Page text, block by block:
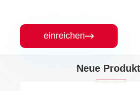
einreichen
Neue